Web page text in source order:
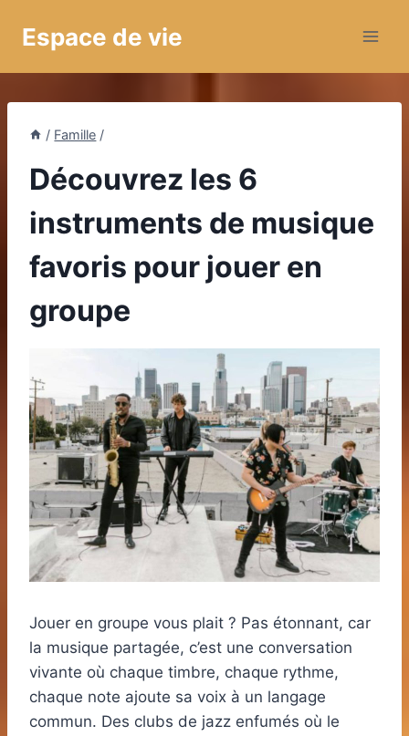
Espace de vie
/ Famille /
Découvrez les 6
instruments de musique
favoris pour jouer en
groupe
Jouer en groupe vous plait ? Pas étonnant, car
la musique partagée, c’est une conversation
vivante où chaque timbre, chaque rythme,
chaque note ajoute sa voix à un langage
commun. Des clubs de jazz enfumés où le